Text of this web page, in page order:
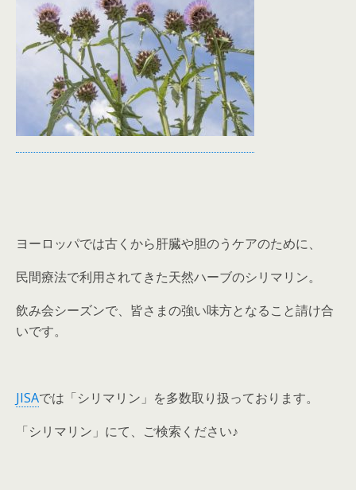
ヨーロッパでは古くから肝臓や胆のうケアのために、
民間療法で利用されてきた天然ハーブのシリマリン。
飲み会シーズンで、皆さまの強い味方となること請け合
いです。
JISAでは「シリマリン」を多数取り扱っております。
「シリマリン」にて、ご検索ください♪